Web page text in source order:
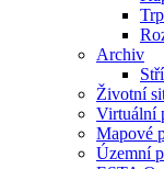
Archiv
Životní
Virtuální
Mapové
Územní